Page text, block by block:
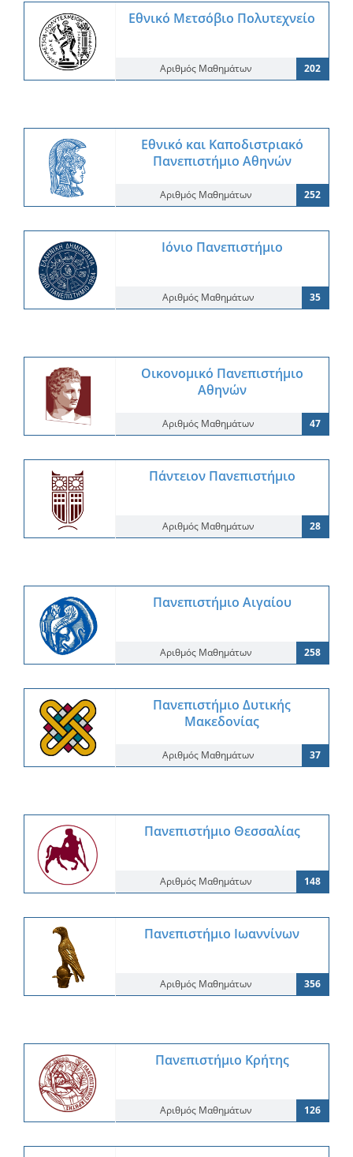
Εθνικό Μετσόβιο Πολυτεχνείο
Αριθμός Μαθημάτων 202
Εθνικό και Καποδιστριακό
Πανεπιστήμιο Αθηνών
Αριθμός Μαθημάτων 252
Ιόνιο Πανεπιστήμιο
Αριθμός Μαθημάτων 35
Οικονομικό Πανεπιστήμιο
Αθηνών
Αριθμός Μαθημάτων 47
Πάντειον Πανεπιστήμιο
Αριθμός Μαθημάτων 28
Πανεπιστήμιο Αιγαίου
Αριθμός Μαθημάτων 258
Πανεπιστήμιο Δυτικής
Μακεδονίας
Αριθμός Μαθημάτων 37
Πανεπιστήμιο Θεσσαλίας
Αριθμός Μαθημάτων 148
Πανεπιστήμιο Ιωαννίνων
Αριθμός Μαθημάτων 356
Πανεπιστήμιο Κρήτης
Αριθμός Μαθημάτων 126